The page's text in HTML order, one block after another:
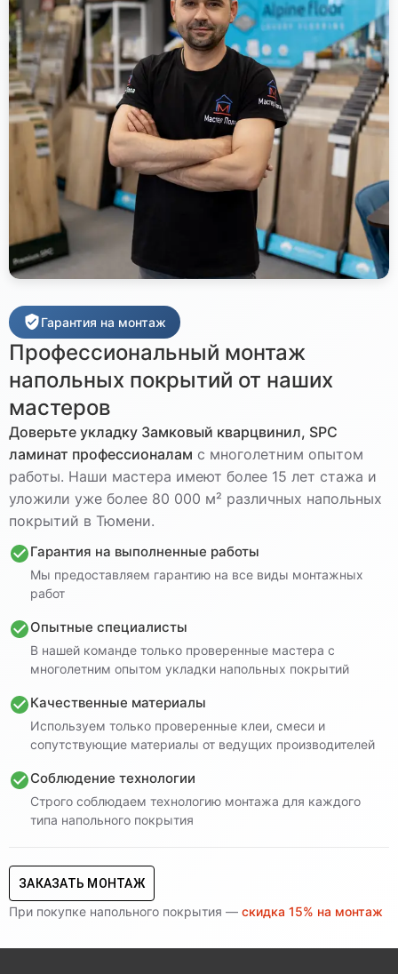
Гарантия на монтаж
Профессиональный монтаж
напольных покрытий от наших
мастеров
Доверьте укладку Замковый кварцвинил, SPC
ламинат профессионалам с многолетним опытом
работы. Наши мастера имеют более 15 лет стажа и
уложили уже более 80 000 м² различных напольных
покрытий в Тюмени.
Гарантия на выполненные работы
Мы предоставляем гарантию на все виды монтажных
работ
Опытные специалисты
В нашей команде только проверенные мастера с
многолетним опытом укладки напольных покрытий
Качественные материалы
Используем только проверенные клеи, смеси и
сопутствующие материалы от ведущих производителей
Соблюдение технологии
Строго соблюдаем технологию монтажа для каждого
типа напольного покрытия
ЗАКАЗАТЬ МОНТАЖ
При покупке напольного покрытия — скидка 15% на монтаж